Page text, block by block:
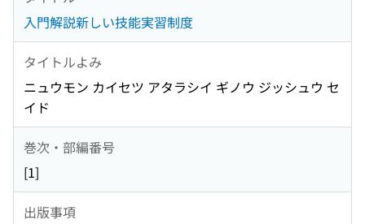
入門解説新しい技能実習制度
タイトルよみ
ニュウモン カイセツ アタラシイ ギノウ ジッシュウ セ
イド
巻次・部編番号
[1]
出版事項